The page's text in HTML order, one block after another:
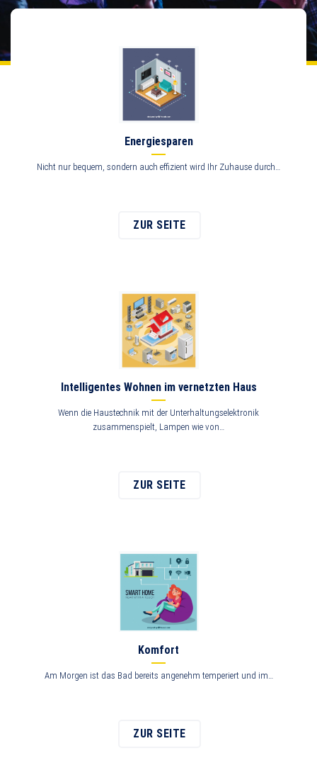
Energiesparen
Nicht nur bequem, sondern auch effizient wird Ihr Zuhause durch…
ZUR SEITE
Intelligentes Wohnen im vernetzten Haus
Wenn die Haustechnik mit der Unterhaltungselektronik
zusammenspielt, Lampen wie von…
ZUR SEITE
Komfort
Am Morgen ist das Bad bereits angenehm temperiert und im…
ZUR SEITE